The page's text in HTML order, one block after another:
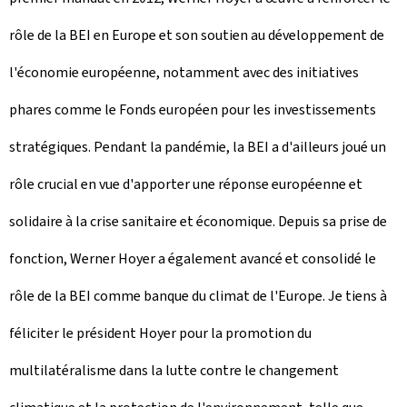
rôle de la BEI en Europe et son soutien au développement de
l'économie européenne, notamment avec des initiatives
phares comme le Fonds européen pour les investissements
stratégiques. Pendant la pandémie, la BEI a d'ailleurs joué un
rôle crucial en vue d'apporter une réponse européenne et
solidaire à la crise sanitaire et économique. Depuis sa prise de
fonction, Werner Hoyer a également avancé et consolidé le
rôle de la BEI comme banque du climat de l'Europe. Je tiens à
féliciter le président Hoyer pour la promotion du
multilatéralisme dans la lutte contre le changement